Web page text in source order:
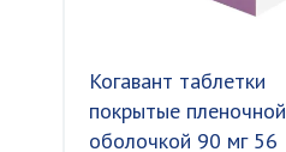
Когавант таблетки
покрытые пленочной
оболочкой 90 мг 56